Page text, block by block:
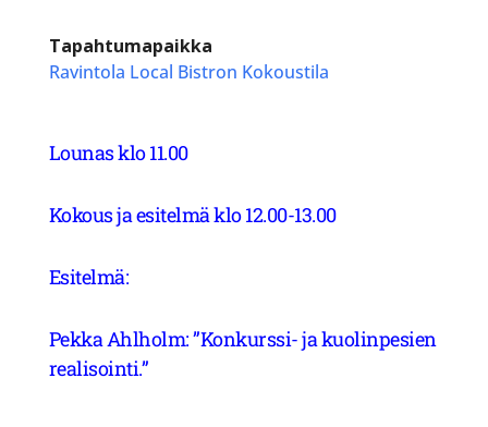
Tapahtumapaikka
Ravintola Local Bistron Kokoustila
Lounas klo 11.00
Kokous ja esitelmä klo 12.00-13.00
Esitelmä:
Pekka Ahlholm: ”Konkurssi- ja kuolinpesien
realisointi.”